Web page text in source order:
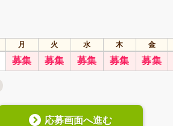
月 火 水 木 金
募集 募集 募集 募集 募集
応募画面へ進む